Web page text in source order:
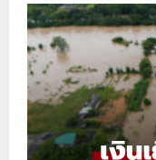
กรอก
แบบ
ฟอร์ม
รับ
เงิน
เยียวยา
น้ำ
ท่วม
ภาค
ใต้
9,000
บาท